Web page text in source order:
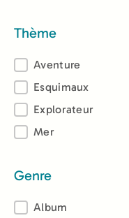
Thème
Thème
Aventure
Esquimaux
Explorateur
Mer
Genre
Genre
Album